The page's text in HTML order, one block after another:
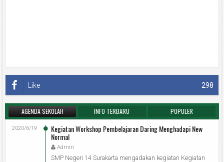
298
Like
AGENDA SEKOLAH INFO TERBARU POPULER
Kegiatan Workshop Pembelajaran Daring Menghadapi New
Normal
Admin
2020/6/19
SMP Negeri 14 Surakarta mengadakan kegiatan Kegiatan